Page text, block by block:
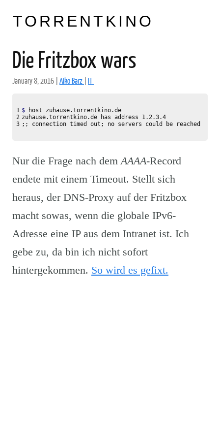
TORRENTKINO
Die Fritzbox wars
January 8, 2016 Aiko Barz IT
1
2
$
host zuhause.torrentkino.de
;;
connection timed out ;
Nur die Frage nach demAAAA-Record
endete mit einem Timeout. Stellt sich
heraus, der DNS-Proxy auf der Fritzbox
macht sowas, wenn die globale IPv6-
Adresse eine IP aus dem Intranet ist. Ich
gebe zu, da bin ich nicht sofort
hintergekommen. So wird es gefixt.